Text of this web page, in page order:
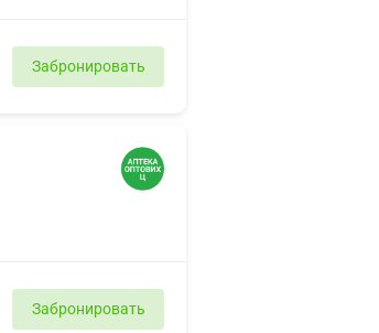
Забронировать
Забронировать